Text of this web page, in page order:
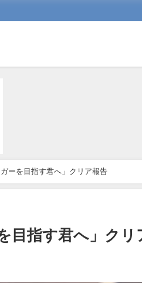
ーを目指す君へ」クリア報告
目指す君へ」クリ